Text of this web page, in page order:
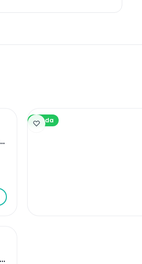
Venda